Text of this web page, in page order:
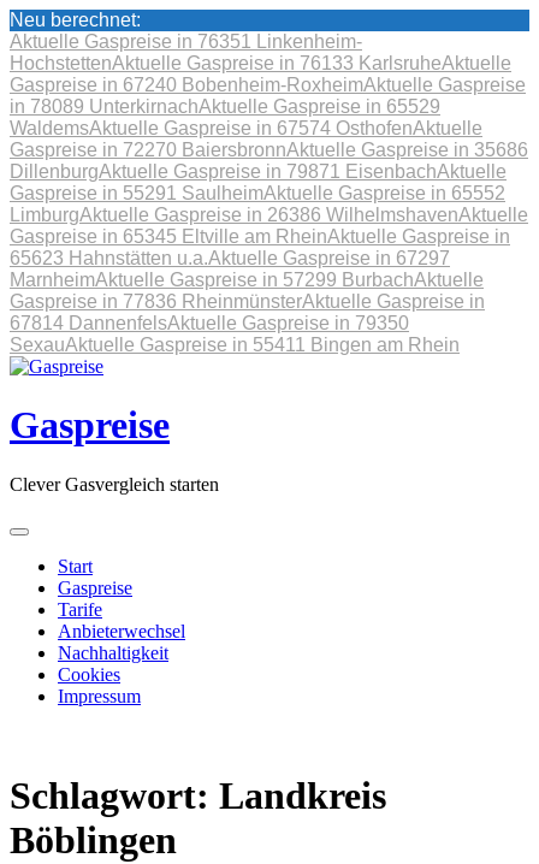
Neu berechnet:
Aktuelle Gaspreise in 76351 Linkenheim-
HochstettenAktuelle Gaspreise in 76133 KarlsruheAktuelle
Gaspreise in 67240 Bobenheim-RoxheimAktuelle Gaspreise
in 78089 UnterkirnachAktuelle Gaspreise in 65529
WaldemsAktuelle Gaspreise in 67574 OsthofenAktuelle
Gaspreise in 72270 BaiersbronnAktuelle Gaspreise in 35686
DillenburgAktuelle Gaspreise in 79871 EisenbachAktuelle
Gaspreise in 55291 SaulheimAktuelle Gaspreise in 65552
LimburgAktuelle Gaspreise in 26386 WilhelmshavenAktuelle
Gaspreise in 65345 Eltville am RheinAktuelle Gaspreise in
65623 Hahnstätten u.a.Aktuelle Gaspreise in 67297
MarnheimAktuelle Gaspreise in 57299 BurbachAktuelle
Gaspreise in 77836 RheinmünsterAktuelle Gaspreise in
67814 DannenfelsAktuelle Gaspreise in 79350
SexauAktuelle Gaspreise in 55411 Bingen am Rhein
Skip
content
Gaspreise
Clever Gasvergleich starten
Start
Gaspreise
Tarife
Anbieterwechsel
Nachhaltigkeit
Cookies
Impressum
Schlagwort: Landkreis
Böblingen